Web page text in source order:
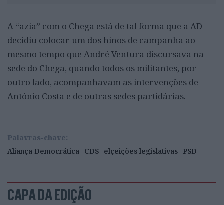
A “azia” com o Chega está de tal forma que a AD
decidiu colocar um dos hinos de campanha ao
mesmo tempo que André Ventura discursava na
sede do Chega, quando todos os militantes, por
outro lado, acompanhavam as intervenções de
António Costa e de outras sedes partidárias.
Palavras-chave:
Aliança Democrática
CDS elçeições legislativas PSD
CAPA DA EDIÇÃO